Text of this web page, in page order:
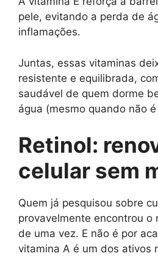
pele, evitando a perda de
inflamações.
Juntas, essas vitaminas
resistente e equilibrada,
saudável de quem dorme
água (mesmo quando não
Retinol:
celular sem
Quem já pesquisou sobre
provavelmente encontrou o
de uma vez. E não é por
vitamina A é um dos ativos